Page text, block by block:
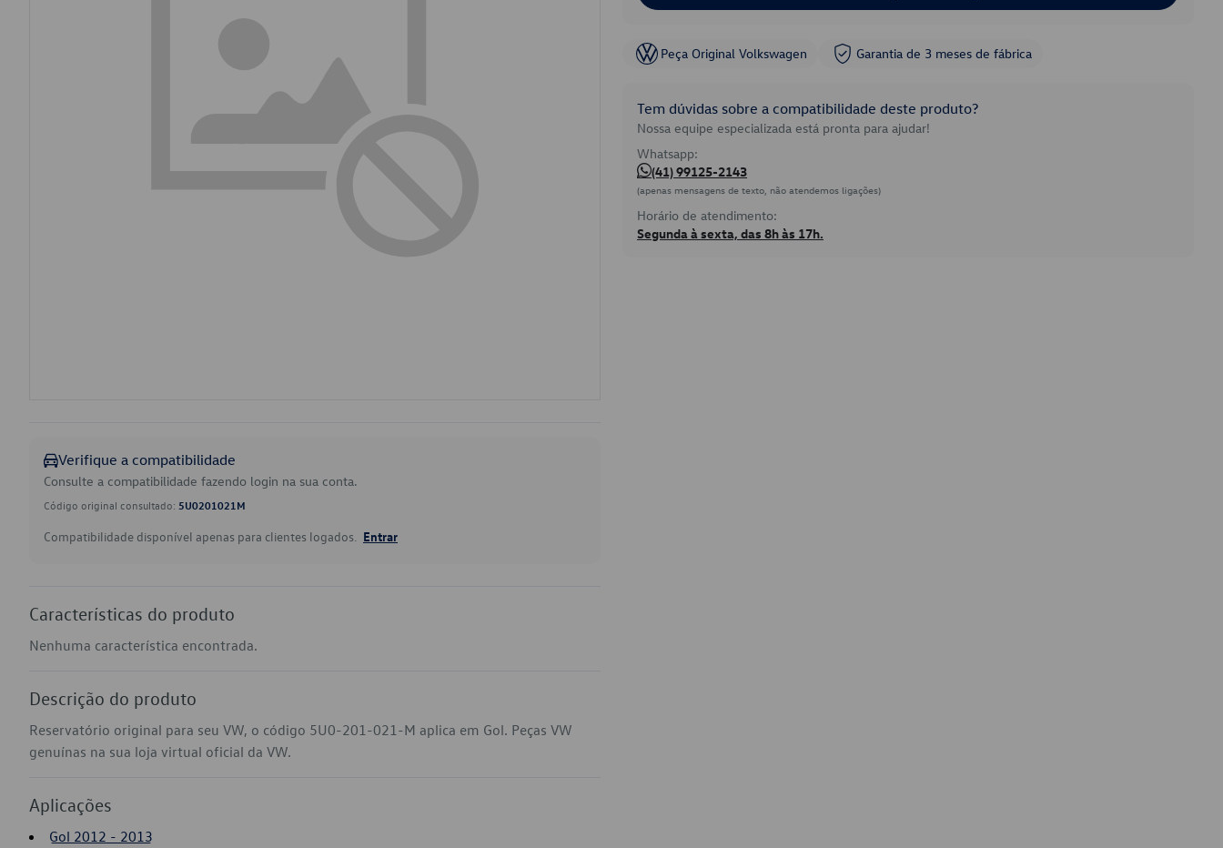
Verifique a compatibilidade
Consulte a compatibilidade fazendo login na sua conta.
Código original consultado: 5U0201021M
Compatibilidade disponível apenas para clientes logados. Entrar
Características do produto
Nenhuma característica encontrada.
Descrição do produto
Reservatório original para seu VW, o código 5U0-201-021-M aplica em Gol. Peças VW
genuínas na sua loja virtual oficial da VW.
Aplicações
Gol 2012 - 2013
Peça Original Volkswagen Garantia de 3 meses de fábrica
Tem dúvidas sobre a compatibilidade deste produto?
Nossa equipe especializada está pronta para ajudar!
Whatsapp:
(41) 99125-2143
(apenas mensagens de texto, não atendemos ligações)
Horário de atendimento:
Segunda à sexta, das 8h às 17h.